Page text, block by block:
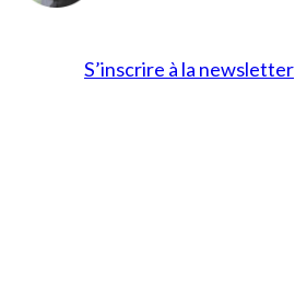
S’inscrire à la newsletter